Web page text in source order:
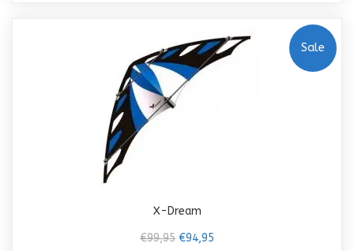
Sale
X-Dream
€99,95 €94,95